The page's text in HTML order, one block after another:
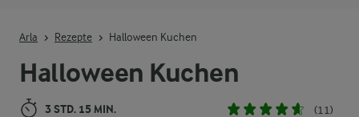
Halloween Kuchen
3 STD. 15 MIN. (11)
Arla Rezepte Halloween Kuchen